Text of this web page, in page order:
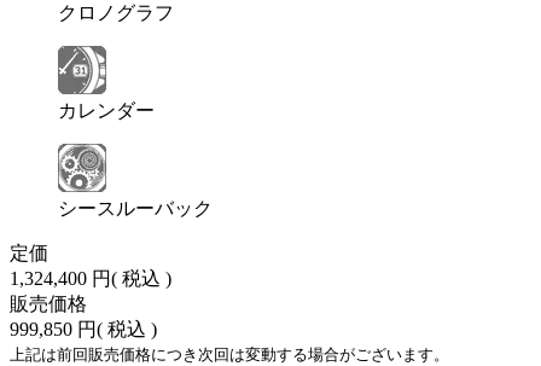
クロノグラフ
カレンダー
シースルーバック
定価
1,324,400 円( 税込 )
販売価格
999,850 円( 税込 )
上記は前回販売価格につき次回は変動する場合がございます。